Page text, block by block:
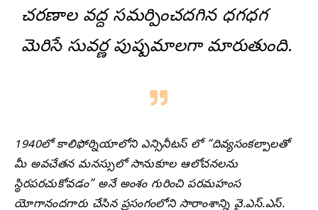
చరణాల వద్ద సమర్పించదగిన ధగధగ
మెరిసే సువర్ణ పుష్పమాలగా మారుతుంది.
1940లో కాలిఫోర్నియాలోని ఎన్సినీటస్ లో “దివ్యసంకల్పాలతో
మీ అవచేతన మనస్సులో సానుకూల ఆలోచనలను
స్థిరపరచుకోవడం” అనే అంశం గురించి పరమహంస
యోగానందగారు చేసిన ప్రసంగంలోని సారాంశాన్ని వై.ఎస్.ఎస్.